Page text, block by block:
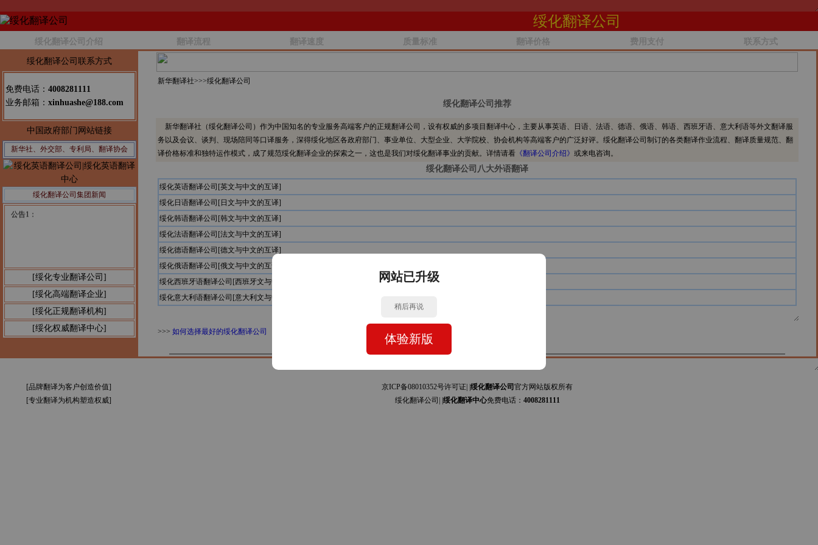
绥化翻译公司
绥化翻译公司介绍 翻译流程 翻译速度 质量标准 翻译价格 费用支付 联系方式
绥化翻译公司联系方式
免费电话： 4008281111
业务邮箱： xinhuashe@188.com
中国政府部门网站链接
新华社、外交部、专利局、翻译协会
绥化翻译公司集团新闻
公告1：
[绥化专业翻译公司]
[绥化高端翻译企业]
[绥化正规翻译机构]
[绥化权威翻译中心]
新华翻译社>>>绥化翻译公司
绥化翻译公司推荐
新华翻译社（绥化翻译公司）作为中国知名的专业服务高端客户的正规翻译公司，设有权威的多项目翻译中心，主要从事英语、日语、法语、德语、俄语、韩语、西班牙语、意大利语等外文翻译服
务以及会议、谈判、现场陪同等口译服务，深得绥化地区各政府部门、事业单位、大型企业、大学院校、协会机构等高端客户的广泛好评。绥化翻译公司制订的各类翻译作业流程、翻译质量规范、翻
译价格标准和独特运作模式，成了规范绥化翻译企业的探索之一，这也是我们对绥化翻译事业的贡献。详情请看 《翻译公司介绍》 或来电咨询。
绥化翻译公司八大外语翻译
绥化英语翻译公司[英文与中文的互译]
绥化日语翻译公司[日文与中文的互译]
绥化韩语翻译公司[韩文与中文的互译]
绥化法语翻译公司[法文与中文的互译]
绥化德语翻译公司[德文与中文的互译]
绥化俄语翻译公司[俄文与中文的互译]
绥化西班牙语翻译公司[西班牙文与中文的互译]
绥化意大利语翻译公司[意大利文与中文的互译]
>>> 如何选择最好的绥化翻译公司
[品牌翻译为客户创造价值]
[专业翻译为机构塑造权威]
京ICP备08010352号许可证| | 绥化翻译公司 官方网站版权所有
绥化翻译公司| | 绥化翻译中心免费电话： 4008281111
网站已升级
稍后再说
体验新版